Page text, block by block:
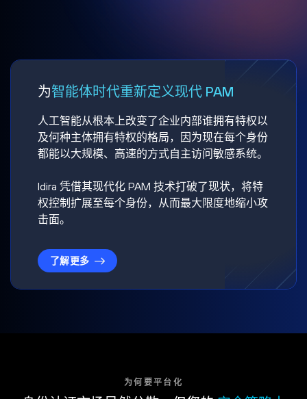
为智能体时代重新定义现代 PAM
人工智能从根本上改变了企业内部谁拥有特权以
及何种主体拥有特权的格局，因为现在每个身份
都能以大规模、高速的方式自主访问敏感系统。
Idira 凭借其现代化 PAM 技术打破了现状，将特
权控制扩展至每个身份，从而最大限度地缩小攻
击面。
了解更多
为何要平台化